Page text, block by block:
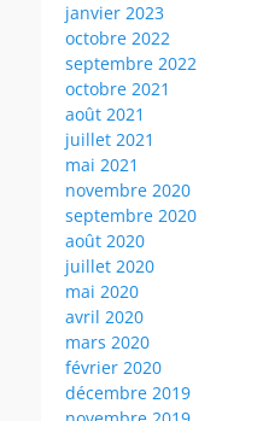
janvier 2023
octobre 2022
septembre 2022
octobre 2021
août 2021
juillet 2021
mai 2021
novembre 2020
septembre 2020
août 2020
juillet 2020
mai 2020
avril 2020
mars 2020
février 2020
décembre 2019